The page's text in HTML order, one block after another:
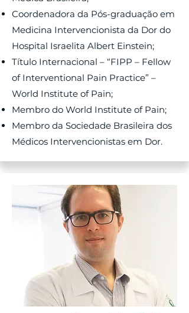
Coordenadora da Pós-graduação em
Medicina Intervencionista da Dor do
Hospital Israelita Albert Einstein;
Título Internacional – “FIPP – Fellow
of Interventional Pain Practice” –
World Institute of Pain;
Membro do World Institute of Pain;
Membro da Sociedade Brasileira dos
Médicos Intervencionistas em Dor.